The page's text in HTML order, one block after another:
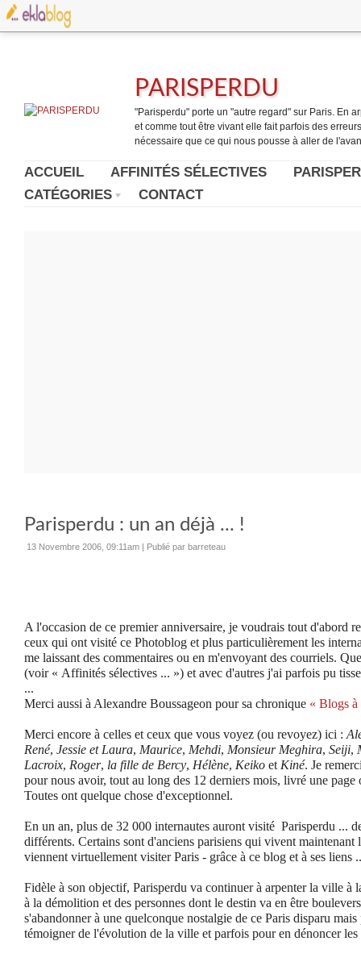
PARISPERDU
"Parisperdu" porte un "autre regard" sur Paris. En
et comme tout être vivant elle fait parfois des
nécessaire que ce qui nous pousse à aller de
ACCUEIL AFFINITÉS SÉLECTIVES
CATÉGORIES
CONTACT
Parisperdu : un an déjà ... !
13 Novembre 2006, 09:11am | Publié par barreteau
A l'occasion de ce premier anniversaire, je voudrais tout d'abord
ceux qui ont visité ce Photoblog et plus particulièrement les
me laissant des commentaires ou en m'envoyant des courriels.
(voir « Affinités sélectives ... ») et avec d'autres j'ai parfois pu
...
Merci aussi à Alexandre Boussageon pour sa chronique « Blogs à
Merci encore à celles et ceux que vous voyez (ou revoyez) ici :
René, Jessie et Laura, Maurice, Mehdi, Monsieur Meghira, Seiji,
Lacroix, Roger, la fille de Bercy, Hélène, Keiko et Kiné. Je
pour nous avoir, tout au long des 12 derniers mois, livré une
Toutes ont quelque chose d'exceptionnel.
En un an, plus de 32 000 internautes auront visité Parisperdu ...
différents. Certains sont d'anciens parisiens qui vivent maintenant
viennent virtuellement visiter Paris - grâce à ce blog et à ses liens
Fidèle à son objectif, Parisperdu va continuer à arpenter la ville à
à la démolition et des personnes dont le destin va en être
s'abandonner à une quelconque nostalgie de ce Paris disparu
témoigner de l'évolution de la ville et parfois pour en dénoncer les